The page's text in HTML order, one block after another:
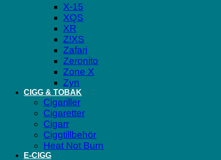
X-15
XQS
XR
Z!XS
Zafari
Zeronito
Zone X
Zyn
CIGG & TOBAK
Cigariller
Cigaretter
Cigarr
Ciggtillbehör
Heat Not Burn
E-CIGG